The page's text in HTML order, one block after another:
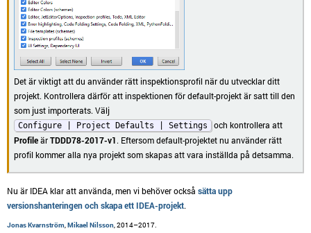
Det är viktigt att du använder rätt inspektionsprofil när du utvecklar ditt
projekt. Kontrollera därför att inspektionen för default-projekt är satt till den
som just importerats. Välj
Configure | Project Defaults | Settings och kontrollera att
ProfileärTDDD78-2017-v1. Eftersom default-projektet nu använder rätt
profil kommer alla nya projekt som skapas att vara inställda på detsamma.
Nu är IDEA klar att använda, men vi behöver också sätta upp
versionshanteringen och skapa ett IDEA-projekt.
Jonas Kvarnström,Mikael Nilsson, 2014–2017.